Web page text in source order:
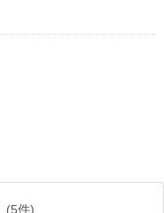
(5件)